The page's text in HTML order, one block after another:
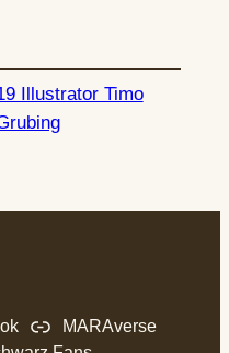
Illustrator Timo
MARAverse